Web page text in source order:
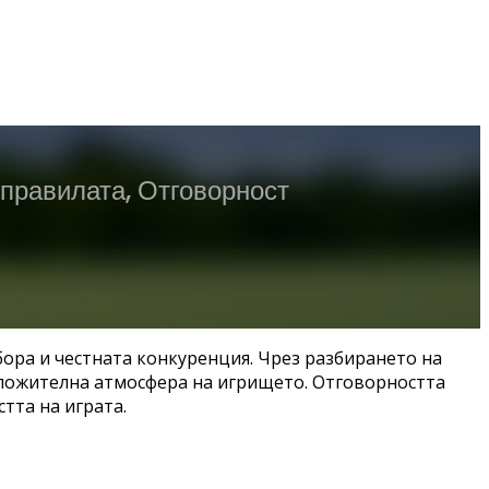
Отговорност
и честната конкуренция. Чрез разбирането на
атмосфера на игрището. Отговорността
на играта.